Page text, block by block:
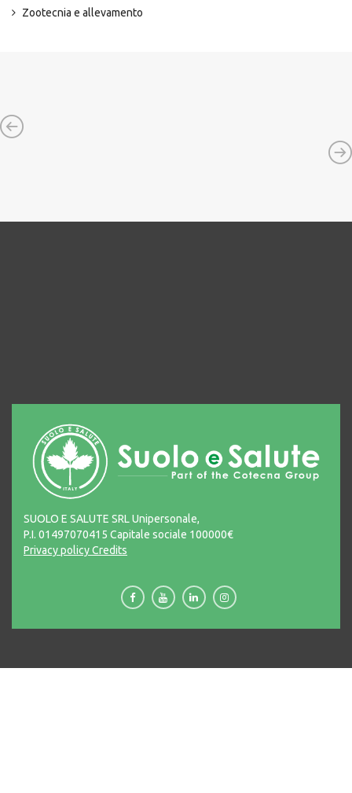
Zootecnia e allevamento
SUOLO E SALUTE SRL Unipersonale,
P.I. 01497070415 Capitale sociale 100000€
Privacy policyCredits